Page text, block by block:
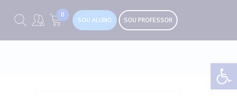
0
SOU ALUNO SOU PROFESSOR